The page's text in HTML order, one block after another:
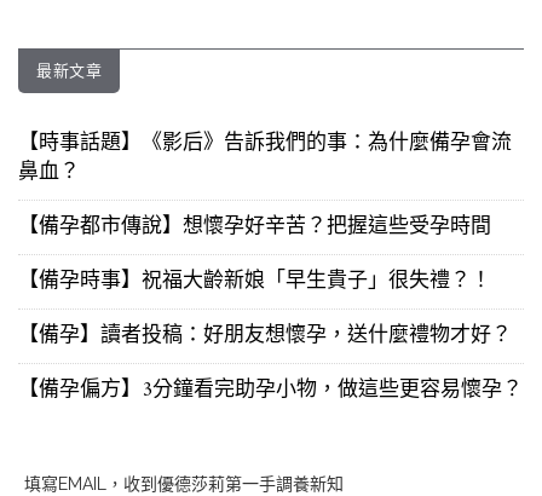
最新文章
【時事話題】《影后》告訴我們的事：為什麼備孕會流
鼻血？
【備孕都市傳說】想懷孕好辛苦？把握這些受孕時間
【備孕時事】祝福大齡新娘「早生貴子」很失禮？！
【備孕】讀者投稿：好朋友想懷孕，送什麼禮物才好？
【備孕偏方】3分鐘看完助孕小物，做這些更容易懷孕？
填寫EMAIL，收到優德莎莉第一手調養新知